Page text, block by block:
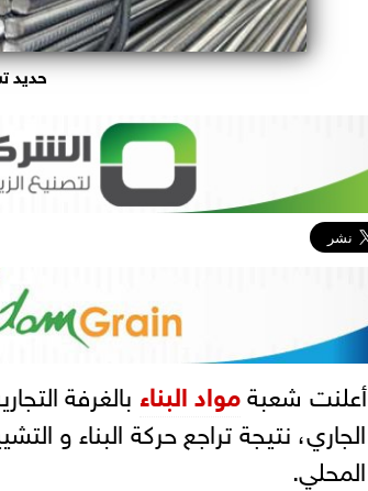
حديد
أعلنت شعبةمواد البناءبالغرفة
الجاري، نتيجة تراجع حركة البناء و
المحلي.